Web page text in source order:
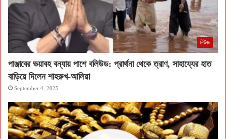
নিউজ
পাঞ্জাবের ভয়াবহ বন্যায় পাশে বলিউড: প্রার্থনা থেকে ত্রাণ, সাহায্যের হাত
বাড়িয়ে দিলেন শাহরুখ-আলিয়া
September 4, 2025